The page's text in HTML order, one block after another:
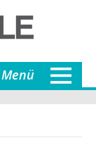
Menü